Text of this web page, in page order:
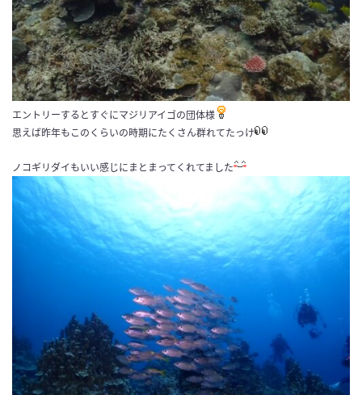
エントリーするとすぐにマジリアイゴの団体様
思えば昨年もこのくらいの時期にたくさん群れてたっけ
ノコギリダイもいい感じにまとまってくれてました